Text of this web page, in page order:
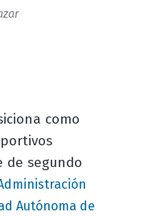
como
de segundo
Autónoma de